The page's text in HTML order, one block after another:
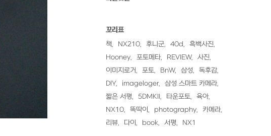
꼬리표
책 NX210 후니군 40d
흑백사진
Hooney
포토메타 REVIEW
사진
이미지로거
포토 BnW 삼성
독후감
DIY
imageloger
삼성 스마트 카메라
짧은 서평
5DMKII 타운포토
육아
NX10
똑딱이 photography
카메라
리뷰
다이 book 서평 NX1